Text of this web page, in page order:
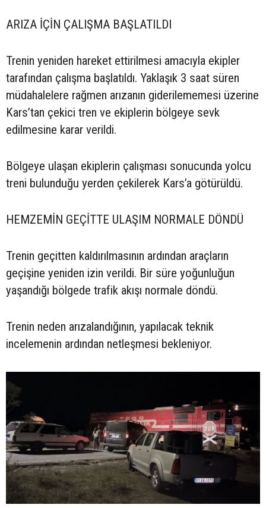
ARIZA İÇİN ÇALIŞMA BAŞLATILDI
Trenin yeniden hareket ettirilmesi amacıyla ekipler
tarafından çalışma başlatıldı. Yaklaşık 3 saat süren
müdahalelere rağmen arızanın giderilememesi üzerine
Kars’tan çekici tren ve ekiplerin bölgeye sevk
edilmesine karar verildi.
Bölgeye ulaşan ekiplerin çalışması sonucunda yolcu
treni bulunduğu yerden çekilerek Kars’a götürüldü.
HEMZEMİN GEÇİTTE ULAŞIM NORMALE DÖNDÜ
Trenin geçitten kaldırılmasının ardından araçların
geçişine yeniden izin verildi. Bir süre yoğunluğun
yaşandığı bölgede trafik akışı normale döndü.
Trenin neden arızalandığının, yapılacak teknik
incelemenin ardından netleşmesi bekleniyor.